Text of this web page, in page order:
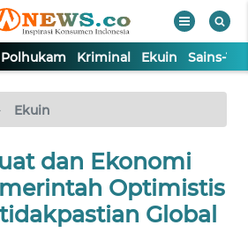
Polhukam Kriminal Ekuin Sains-
Ekuin
dan Ekonomi
Optimistis
Global